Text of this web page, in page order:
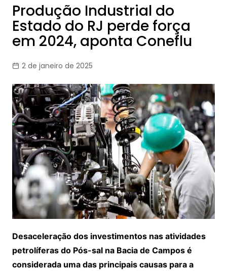
Produção Industrial do
Estado do RJ perde força
em 2024, aponta Coneflu
2 de janeiro de 2025
Desaceleração dos investimentos nas atividades
petrolíferas do Pós-sal na Bacia de Campos é
considerada uma das principais causas para a